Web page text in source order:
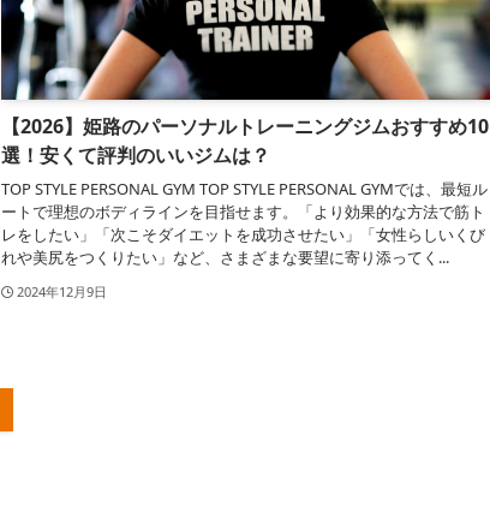
【2026】姫路のパーソナルトレーニングジムおすすめ10
選！安くて評判のいいジムは？
TOP STYLE PERSONAL GYM TOP STYLE PERSONAL GYMでは、最短ル
ートで理想のボディラインを目指せます。「より効果的な方法で筋ト
レをしたい」「次こそダイエットを成功させたい」「女性らしいくび
れや美尻をつくりたい」など、さまざまな要望に寄り添ってく...
2024年12月9日